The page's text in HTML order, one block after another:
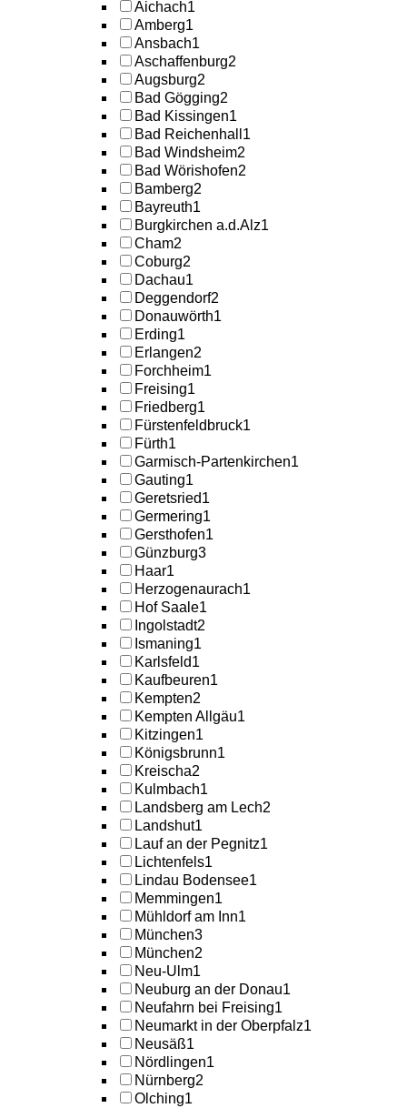
Aichach1
Amberg1
Ansbach1
Aschaffenburg2
Augsburg2
Bad Gögging2
Bad Kissingen1
Bad Reichenhall 1
Bad Windsheim2
Bad Wörishofen2
Bamberg2
Bayreuth1
Burgkirchen a.d.Alz1
Cham2
Coburg2
Dachau1
Deggendorf2
Donauwörth1
Erding1
Erlangen2
Forchheim1
Freising1
Friedberg1
Fürstenfeldbruck1
Fürth1
Garmisch-Partenkirchen1
Gauting1
Geretsried1
Germering1
Gersthofen1
Günzburg3
Haar1
Herzogenaurach1
Hof Saale1
Ingolstadt2
Ismaning1
Karlsfeld1
Kaufbeuren1
Kempten2
Kempten Allgäu1
Kitzingen1
Königsbrunn1
Kreischa2
Kulmbach1
Landsberg am Lech2
Landshut1
Lauf an der Pegnitz1
Lichtenfels1
Lindau Bodensee1
Memmingen1
Mühldorf am Inn1
München3
München2
Neu-Ulm1
Neuburg an der Donau1
Neufahrn bei Freising1
Neumarkt in der Oberpfalz1
Neusäß1
Nördlingen1
Nürnberg2
Olching1